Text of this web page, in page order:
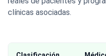
clínicas asociadas.